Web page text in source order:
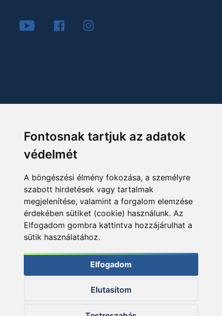
Fontosnak tartjuk az adatok
védelmét
A böngészési élmény fokozása, a személyre
szabott hirdetések vagy tartalmak
megjelenítése, valamint a forgalom elemzése
érdekében sütiket (cookie) használunk. Az
Elfogadom gombra kattintva hozzájárulhat a
sütik használatához.
Elfogadom
Elutasítom